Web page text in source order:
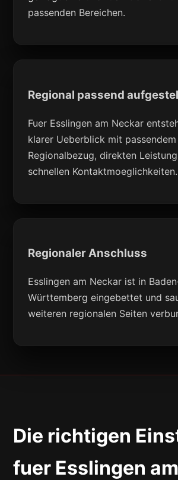
passenden Bereichen.
Regional passend
Fuer Esslingen am Neckar
klarer Ueberblick mit passendem
Regionalbezug, direkten
schnellen Kontaktmoeglichkeiten.
Regionaler Anschluss
Esslingen am Neckar ist in
Württemberg eingebettet und
weiteren regionalen Seiten
Die richtigen
fuer Esslingen